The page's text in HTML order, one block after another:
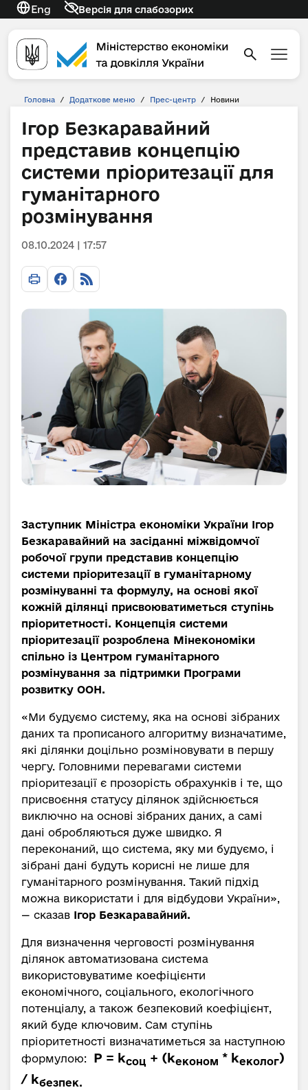
Eng Версія для слабозорих
Головна / Додаткове меню / Прес-центр / Новини
Ігор Безкаравайний
представив концепцію
системи пріоритезації для
гуманітарного
розмінування
08.10.2024 | 17:57
Заступник Міністра економіки України Ігор
Безкаравайний на засіданні міжвідомчої
робочої групи представив концепцію
системи пріоритезації в гуманітарному
розмінуванні та формулу, на основі якої
кожній ділянці присвоюватиметься ступінь
пріоритетності. Концепція системи
пріоритезації розроблена Мінекономіки
спільно із Центром гуманітарного
розмінування за підтримки Програми
розвитку ООН.
«Ми будуємо систему, яка на основі зібраних
даних та прописаного алгоритму визначатиме,
які ділянки доцільно розміновувати в першу
чергу. Головними перевагами системи
пріоритезації є прозорість обрахунків і те, що
присвоєння статусу ділянок здійснюється
виключно на основі зібраних даних, а самі
дані обробляються дуже швидко. Я
переконаний, що система, яку ми будуємо, і
зібрані дані будуть корисні не лише для
гуманітарного розмінування. Такий підхід
можна використати і для відбудови України»,
— сказав Ігор Безкаравайний.
Для визначення черговості розмінування
ділянок автоматизована система
використовуватиме коефіцієнти
економічного, соціального, екологічного
потенціалу, а також безпековий коефіцієнт,
який буде ключовим. Сам ступінь
пріоритетності визначатиметься за наступною
формулою: Р = kсоц + (kеконом * kеколог)
/ kбезпек.